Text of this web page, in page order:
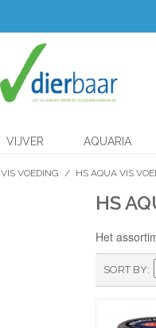
VIJVER AQUARIA
VIS VOEDING / HS AQUA VIS
HS
Het
SORT BY